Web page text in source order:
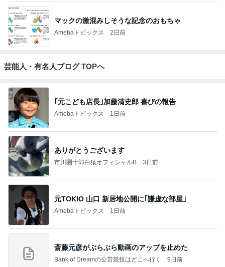
マックの激混みしそうな記念のおもちゃ
Amebaトピックス 2日前
芸能人・有名人ブログ TOPへ
｢元こども店長｣加藤清史郎 喜びの報告
Amebaトピックス 1日前
ありがとうございます
市川團十郎白猿オフィシャルB 3日前
元TOKIO 山口 新居地公開に｢謙虚な部屋｣
Amebaトピックス 1日前
斎藤元彦がぶらぶら動画のアップを止めた
Bank of Dreamの公営競技はどこへ行く 9日前